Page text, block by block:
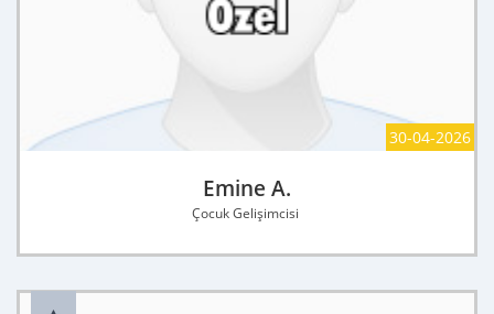
30-04-2026
Emine A.
Çocuk Gelişimcisi